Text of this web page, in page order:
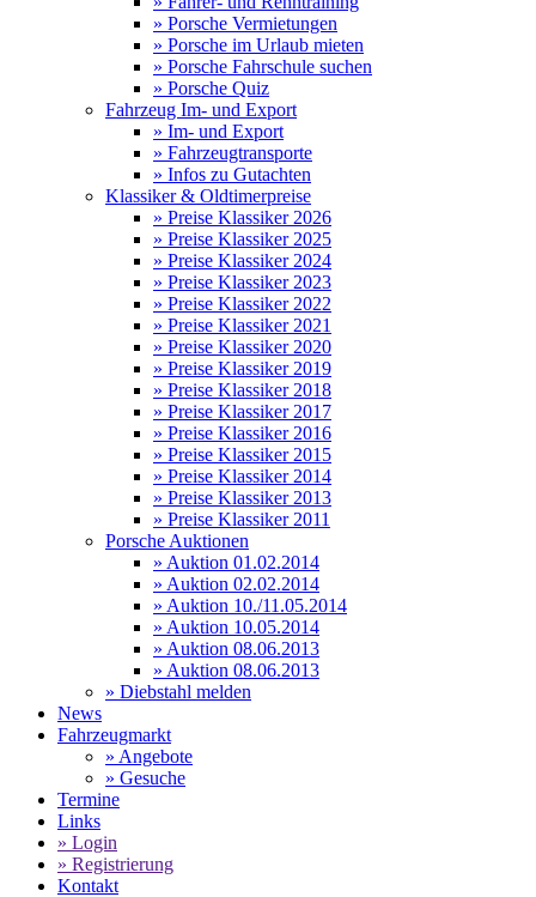
» Porsche Vermietungen
» Porsche im Urlaub mieten
» Porsche Fahrschule suchen
» Porsche Quiz
Fahrzeug Im- und Export
» Im- und Export
» Fahrzeugtransporte
» Infos zu Gutachten
Klassiker & Oldtimerpreise
» Preise Klassiker 2026
» Preise Klassiker 2025
» Preise Klassiker 2024
» Preise Klassiker 2023
» Preise Klassiker 2022
» Preise Klassiker 2021
» Preise Klassiker 2020
» Preise Klassiker 2019
» Preise Klassiker 2018
» Preise Klassiker 2017
» Preise Klassiker 2016
» Preise Klassiker 2015
» Preise Klassiker 2014
» Preise Klassiker 2013
» Preise Klassiker 2011
Porsche Auktionen
» Auktion 01.02.2014
» Auktion 02.02.2014
» Auktion 10./11.05.2014
» Auktion 10.05.2014
» Auktion 08.06.2013
» Auktion 08.06.2013
» Diebstahl melden
News
Fahrzeugmarkt
» Angebote
» Gesuche
Termine
Links
» Login
» Registrierung
Kontakt